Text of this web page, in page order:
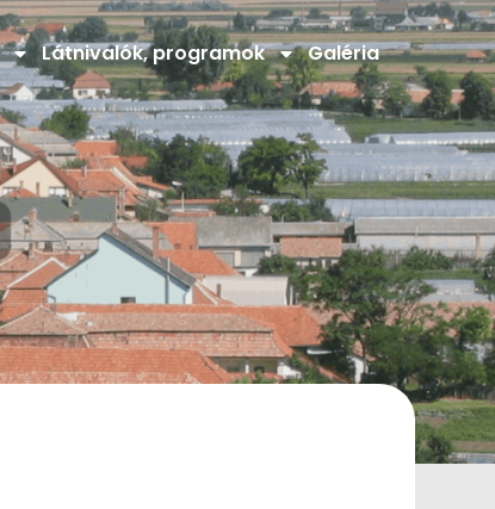
Látnivalók, programok Galéria